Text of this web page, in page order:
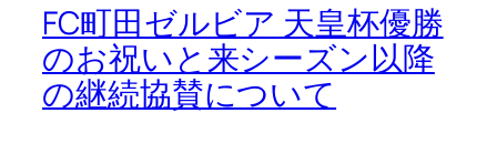
FC町田ゼルビア 天皇杯優勝
のお祝いと来シーズン以降
の継続協賛について